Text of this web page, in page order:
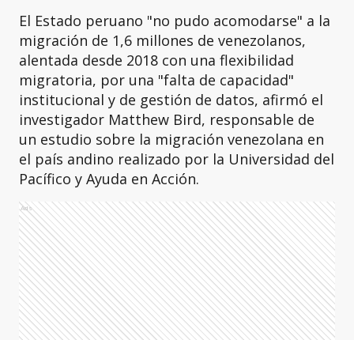
El Estado peruano "no pudo acomodarse" a la
migración de 1,6 millones de venezolanos,
alentada desde 2018 con una flexibilidad
migratoria, por una "falta de capacidad"
institucional y de gestión de datos, afirmó el
investigador Matthew Bird, responsable de
un estudio sobre la migración venezolana en
el país andino realizado por la Universidad del
Pacífico y Ayuda en Acción.
Ads